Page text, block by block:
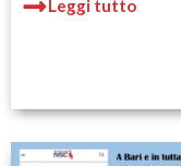
Leggi tutto